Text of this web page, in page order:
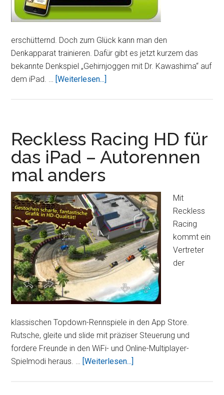
erschütternd. Doch zum Glück kann man den
Denkapparat trainieren. Dafür gibt es jetzt kurzem das
bekannte Denkspiel „Gehirnjoggen mit Dr. Kawashima“ auf
dem iPad. … [Weiterlesen...]
Kawashima
HD
Reckless Racing HD für
das iPad – Autorennen
mal anders
Mit
Reckless
Racing
kommt ein
Vertreter
der
klassischen Topdown-Rennspiele in den App Store.
Rutsche, gleite und slide mit präziser Steuerung und
fordere Freunde in den WiFi- und Online-Multiplayer-
Spielmodi heraus. … [Weiterlesen...]